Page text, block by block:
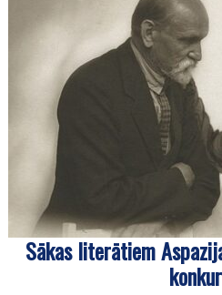
Sākas literātiem